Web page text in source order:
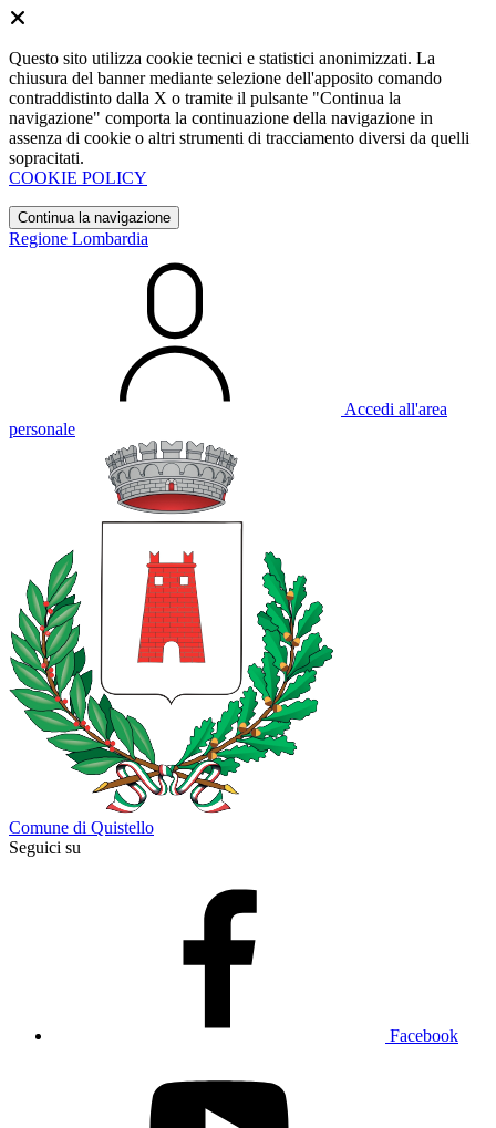
Questo sito utilizza cookie tecnici e statistici anonimizzati. La
chiusura del banner mediante selezione dell'apposito comando
contraddistinto dalla X o tramite il pulsante "Continua la
navigazione" comporta la continuazione della navigazione in
assenza di cookie o altri strumenti di tracciamento diversi da quelli
sopracitati.
COOKIE POLICY
Continua la navigazione
Regione Lombardia
Accedi all'area
personale
Comune di Quistello
Seguici su
Facebook